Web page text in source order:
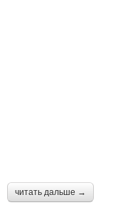
читать дальше →